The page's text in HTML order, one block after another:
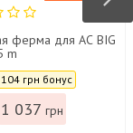
ферма для АС BIG
m
грн бонус
1 037 грн